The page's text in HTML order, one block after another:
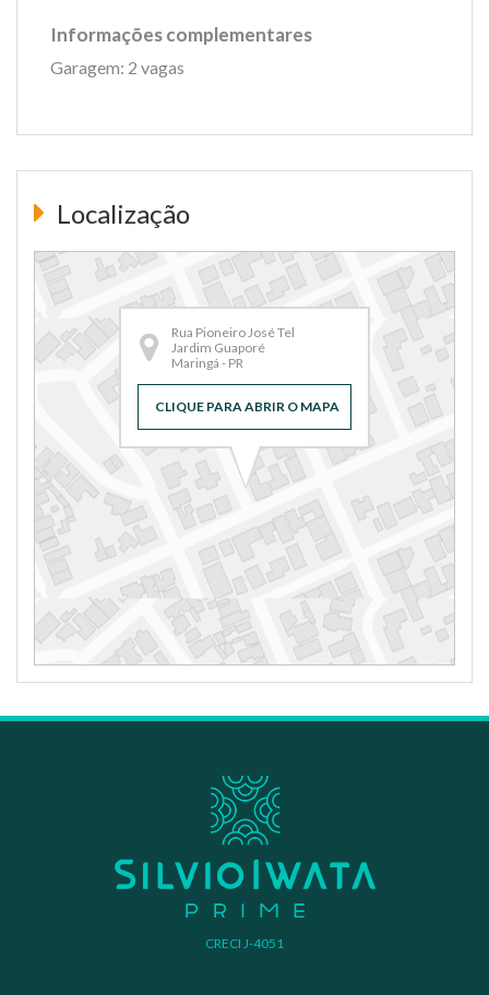
Informações complementares
Garagem: 2 vagas
Localização
Rua Pioneiro José Tel
Jardim Guaporé
Maringá - PR
CLIQUE PARA ABRIR O MAPA
CRECI J-4051